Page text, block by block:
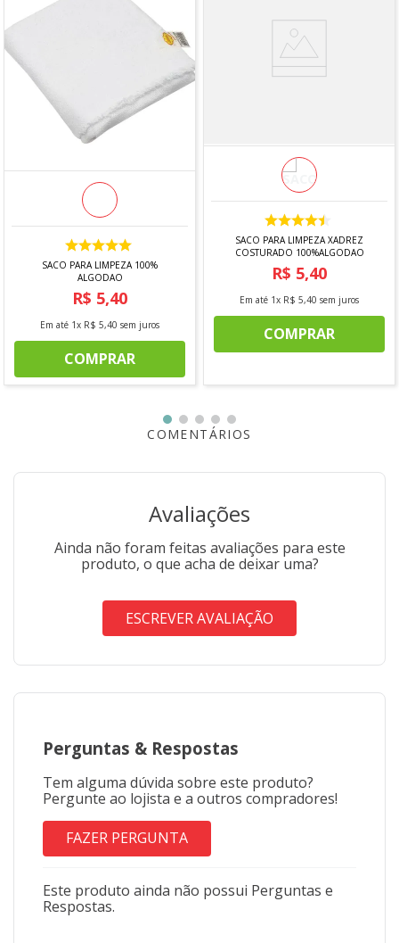
Esta cafeteira tem ainda um INDICADOR DE NÍVEL DE
ÁGUA, mostrando QUANTAS XÍCARAS SERÃO FEITAS,
para você passar o café na medida certa.
A Cafeteira Elétrica Pratic 20 CN-01-20X foi desenvolvida
PARA USO DOMÉSTICO, residencial.
Tudo isso com 1 ANO DE GARANTIA MONDIAL. A Mondial
é a escolha de milhões de consumidores.
SACO PARA LIMPEZA 100%
ALGODAO
R$ 5,40
Em até 1x R$ 5,40 sem juros
COMPRAR
SACO PARA LIMPEZA XADREZ
COSTURADO 100%ALGODAO
R$ 5,40
Em até 1x R$ 5,40 sem juros
COMPRAR
COMENTÁRIOS
Avaliações
Ainda não foram feitas avaliações para este
produto, o que acha de deixar uma?
ESCREVER AVALIAÇÃO
Perguntas & Respostas
Tem alguma dúvida sobre este produto?
Pergunte ao lojista e a outros compradores!
FAZER PERGUNTA
Este produto ainda não possui Perguntas e
Respostas.